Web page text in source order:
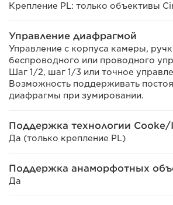
Крепление PL: только объективы
Управление диафрагмой
Управление с корпуса камеры,
беспроводного или проводного
Шаг 1/2, шаг 1/3 или точное
Возможность поддерживать
диафрагмы при зумировании.
Поддержка технологии Cooke/I
Да (только крепление PL)
Поддержка анаморфотных
Да